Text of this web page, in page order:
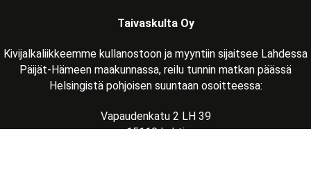
Taivaskulta Oy
Kivijalkaliikkeemme kullanostoon ja myyntiin sijaitsee Lahdessa
Päijät-Hämeen maakunnassa, reilu tunnin matkan päässä
Helsingistä pohjoisen suuntaan osoitteessa:
Vapaudenkatu 2 LH 39
15110 Lahti